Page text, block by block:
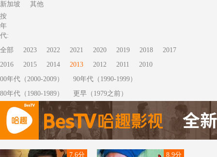
新加坡
其他
按
年
代:
全部
2023 2022 2021 2020 2019 2018
2017
2016
2015 2014 2013 2012 2011
2010
00年代（2000-2009）
90年代（1990-1999）
80年代（1980-1989）
更早（1979之前）
7.6分 8.9分